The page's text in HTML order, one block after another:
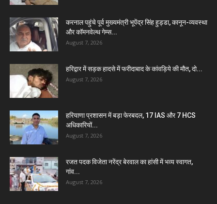
करनाल पहुंचे पूर्व मुख्यमंत्री भूपेंद्र सिंह हुड्डा, कानून-व्यवस्था
और कॉमनवेल्थ गेम्स...
August 7, 2026
हरिद्वार में सड़क हादसे में फरीदाबाद के कांवड़िये की मौत, दो...
August 7, 2026
हरियाणा प्रशासन में बड़ा फेरबदल, 17 IAS और 7 HCS
अधिकारियों...
August 7, 2026
रजत पदक विजेता नरेंद्र बेरवाल का हांसी में भव्य स्वागत,
गांव...
August 7, 2026